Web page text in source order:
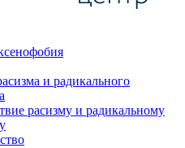
и радикального
расизму и радикальному